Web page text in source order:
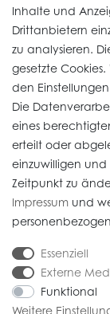
Widerrufs­recht
Impressum
AGB
Inhalte und
Drittanbietern
zu analysieren.
gesetzte
den
Die
eines
erteilt oder
einzuwilligen und
Zeitpunkt zu
Impressum und
Essenziell
Externe
Funktional
Weitere